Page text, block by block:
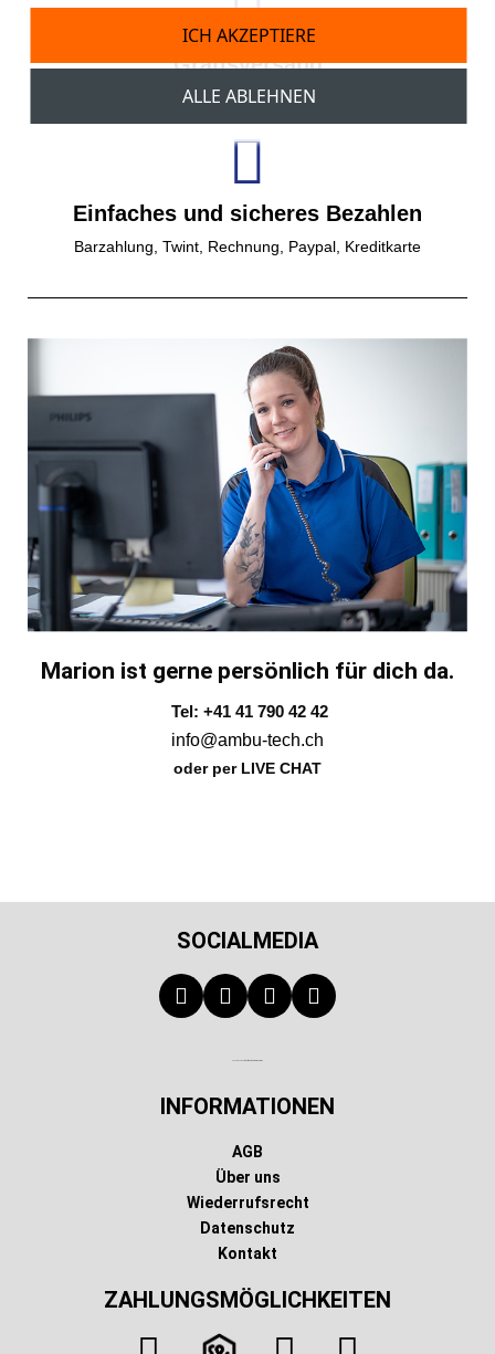
Gratisversand
Gratis Versand ab einem Bestellwert von 150 CHF.
Einfaches und sicheres Bezahlen
Barzahlung, Twint, Rechnung, Paypal, Kreditkarte
Marion ist gerne persönlich für dich da.
Tel: +41 41 790 42 42
info@ambu-tech.ch
oder per LIVE CHAT
SOCIALMEDIA
INFORMATIONEN
AGB
Über uns
Wiederrufsrecht
Datenschutz
Kontakt
ZAHLUNGSMÖGLICHKEITEN
ALLE ABLEHNEN
ICH AKZEPTIERE